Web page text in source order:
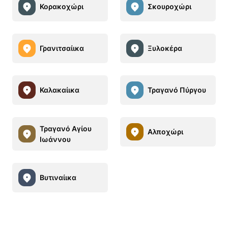
Κορακοχώρι Σκουροχώρι
Γρανιτσαίικα Ξυλοκέρα
Καλακαίικα Τραγανό Πύργου
Τραγανό Αγίου
Ιωάννου
Αλποχώρι
Βυτιναίικα